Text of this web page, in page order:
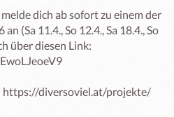
dich ab sofort zu einem der
(Sa 11.4., So 12.4., Sa 18.4., So
über diesen Link:
https://diversoviel.at/projekte/